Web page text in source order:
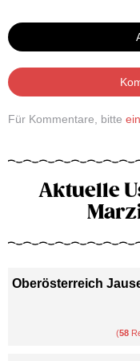
Für Kommentare, bitte
Aktuelle
Oberösterreich
(58